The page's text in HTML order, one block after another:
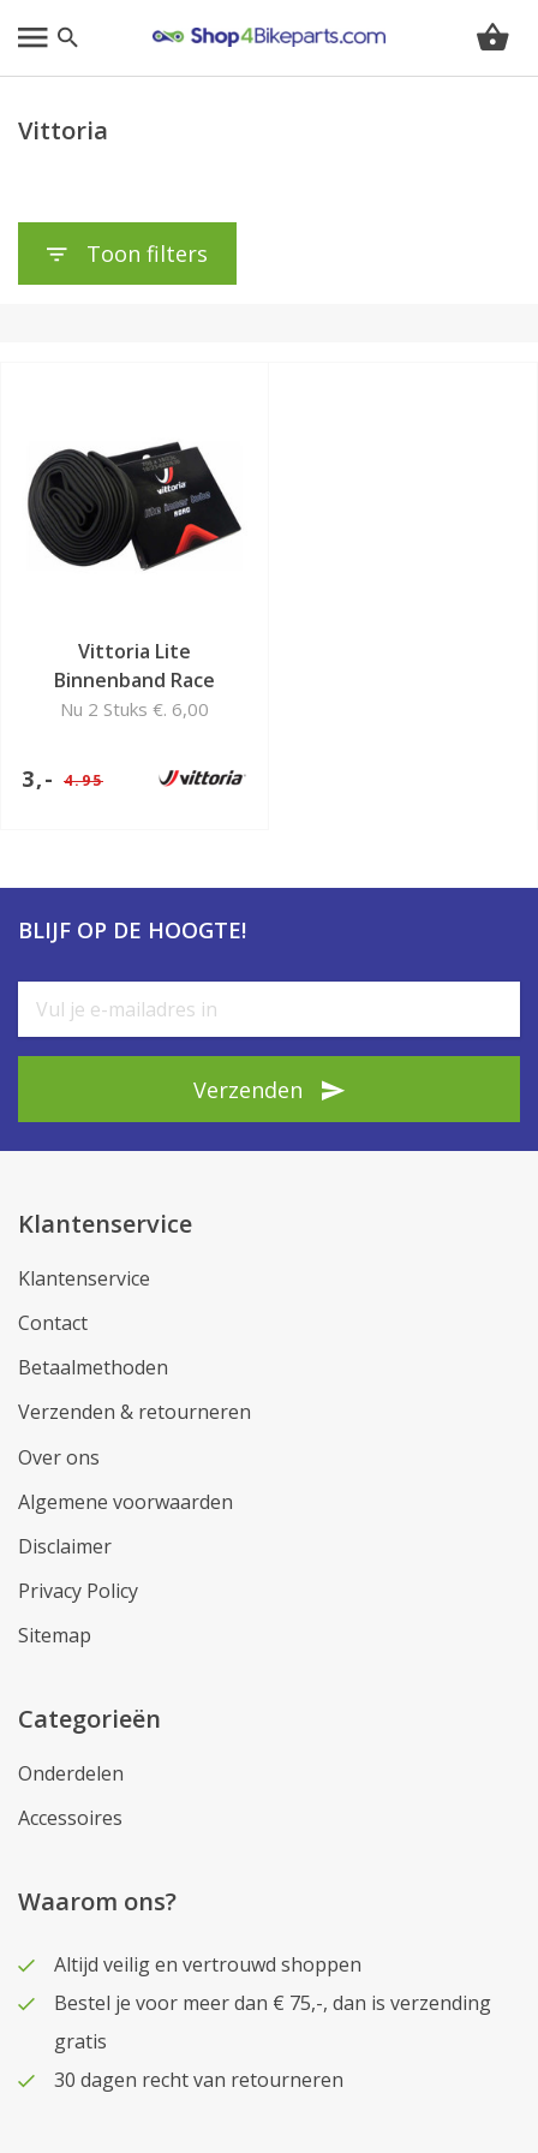
Vittoria
Toon filters
Vittoria Lite
Binnenband Race
Nu 2 Stuks €. 6,00
3,- 4.95
BLIJF OP DE HOOGTE!
Verzenden
Klantenservice
Klantenservice
Contact
Betaalmethoden
Verzenden & retourneren
Over ons
Algemene voorwaarden
Disclaimer
Privacy Policy
Sitemap
Categorieën
Onderdelen
Accessoires
Waarom ons?
Altijd veilig en vertrouwd shoppen
Bestel je voor meer dan € 75,-, dan is verzending
gratis
30 dagen recht van retourneren